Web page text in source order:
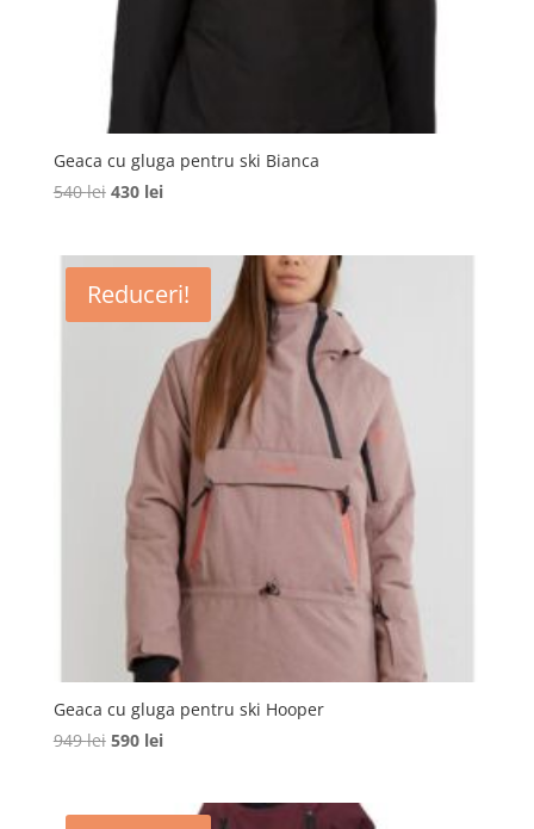
Geaca cu gluga pentru ski Bianca
540lei Prețul
fost:
540 lei.
430 leiPrețul
430 lei.
Reduceri!
Geaca cu gluga pentru ski Hooper
949lei Prețul
fost:
590 leiPrețul
590 lei.